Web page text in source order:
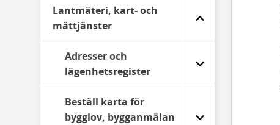
Lantmäteri, kart- och
mättjänster
Adresser och
lägenhetsregister
Beställ karta för
bygglov, bygganmälan